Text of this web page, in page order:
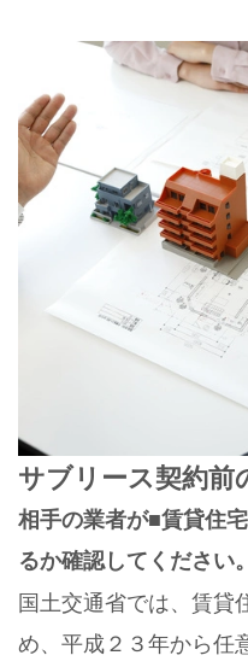
サブリース契約前
相手の業者が■賃貸住
るか確認してください。
国土交通省では、賃貸
め、平成２３年から任